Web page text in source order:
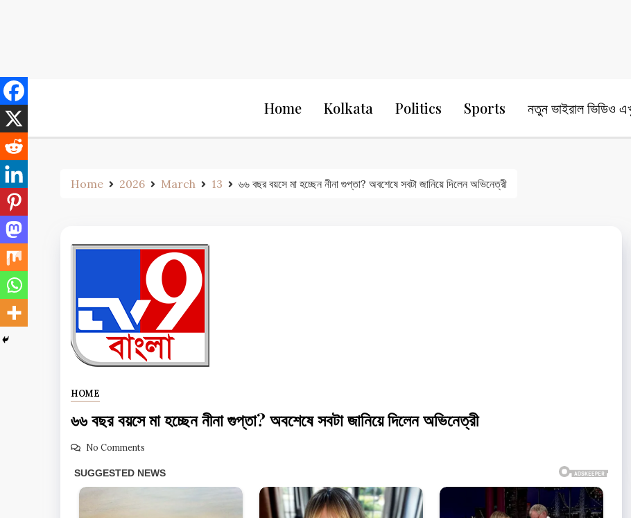
24 Ghanta
Home Kolkata Politics Sports নতুন ভাইরাল ভিডিও
Home 2026 March 13 ৬৬ বছর বয়সে মা হচ্ছেন নীনা গুপ্তা? অবশেষে সবটা জানিয়ে দিলেন অভিনেত্রী
HOME
৬৬ বছর বয়সে মা হচ্ছেন নীনা গুপ্তা? অবশেষে সবটা জানিয়ে দিলেন অভিনেত্রী
No Comments